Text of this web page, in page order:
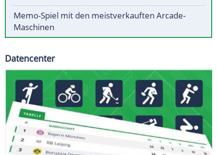
Memo-Spiel mit den meistverkauften Arcade-
Maschinen
Datencenter